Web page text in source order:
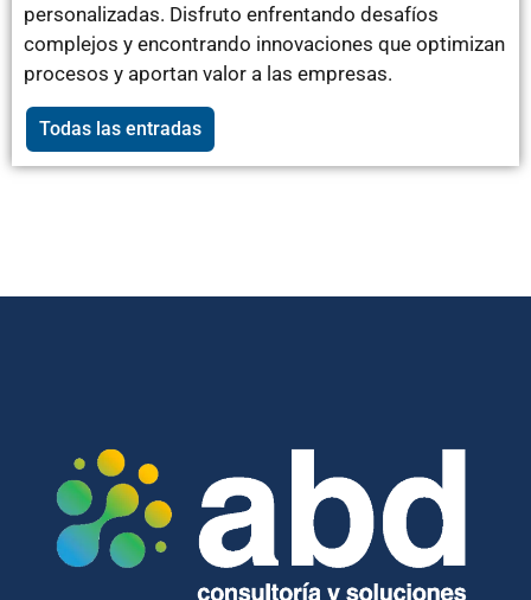
personalizadas. Disfruto enfrentando desafíos
complejos y encontrando innovaciones que optimizan
procesos y aportan valor a las empresas.
Todas las entradas